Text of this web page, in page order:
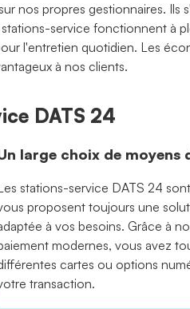
nos propres gestionnaires. Ils
service fonctionnent à
l'entretien quotidien. Les
à nos clients.
DATS 24
large choix de moyens
stations-service DATS 24
proposent toujours une
à vos besoins. Grâce à
modernes, vous avez
cartes ou options
transaction.